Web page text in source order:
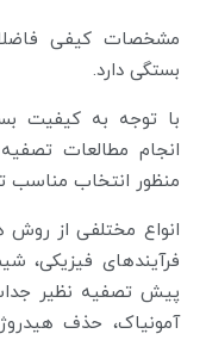
مشخصات کیفی
بستگی دارد.
با توجه به کیفیت
انجام مطالعات
منظور انتخاب
انواع مختلفی از
فرآیندهای فیزیکی،
آمونیاک، حذف